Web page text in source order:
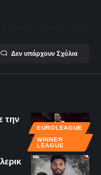
Δεν υπάρχουν Σχόλια
EUROLEAGUE
WINNER
LEAGUE
την